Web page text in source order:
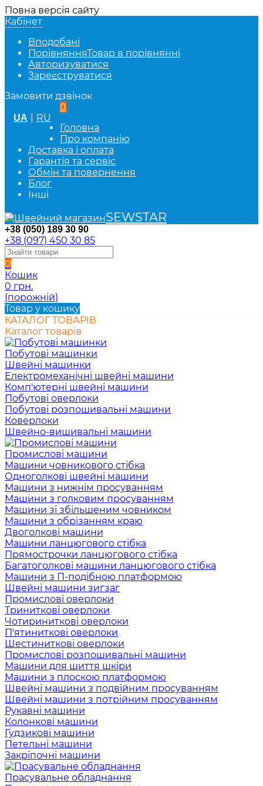
Повна версія сайту
Кабінет
Вподобані
ПорівнянняТовар в порівнянні
Авторизуватися
Зареєструватися
Замовити дзвінок
UA RU
0
Головна
Про компанію
Доставка і оплата
Гарантія та сервіс
Обмін та повернення
Блог
Інші
SEWSTAR
+38 (050) 189 30 90
+38 (097) 450 30 85
0
Кошик
0 грн.
(порожній)
Товар у кошику
КАТАЛОГ ТОВАРІВ
Каталог товарів
Побутові машинки
Швейні машинки
Електромеханічні швейні машини
Комп'ютерні швейні машини
Побутові оверлоки
Побутові розпошивальні машини
Коверлоки
Швейно-вишивальні машини
Промислові машини
Машини човникового стібка
Одноголкові швейні машини
Машини з нижнім просуванням
Машини з голковим просуванням
Машини зі збільшеним човником
Машини з обрізанням краю
Двоголкові машини
Машини ланцюгового стібка
Прямострочки ланцюгового стібка
Багатоголкові машини ланцюгового стібка
Машини з П-подібною платформою
Швейні машини зигзаг
Промислові оверлоки
Триниткові оверлоки
Чотириниткові оверлоки
П'ятиниткові оверлоки
Шестиниткові оверлоки
Промислові розпошивальні машини
Машини для шиття шкіри
Машини з плоскою платформою
Швейні машини з подвійним просуванням
Швейні машини з потрійним просуванням
Рукавні машини
Колонкові машини
Гудзикові машини
Петельні машини
Закріпочні машини
Прасувальне обладнання